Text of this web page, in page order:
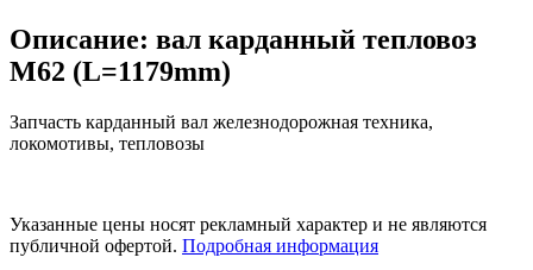
Описание: вал карданный тепловоз
М62 (L=1179mm)
Запчасть карданный вал железнодорожная техника,
локомотивы, тепловозы
Указанные цены носят рекламный характер и не являются
публичной офертой. Подробная информация